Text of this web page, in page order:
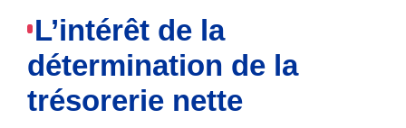
L’intérêt de la
détermination de la
trésorerie nette